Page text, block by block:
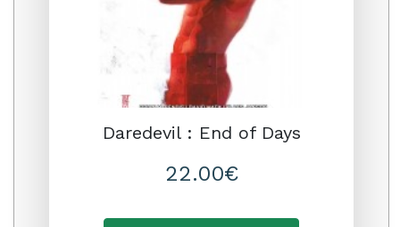
Daredevil : End of Days
22.00€